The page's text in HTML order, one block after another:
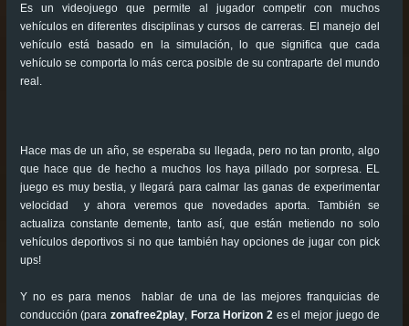
Es un videojuego que permite al jugador competir con muchos
vehículos en diferentes disciplinas y cursos de carreras. El manejo del
vehículo está basado en la simulación, lo que significa que cada
vehículo se comporta lo más cerca posible de su contraparte del mundo
real.
Hace mas de un año, se esperaba su llegada, pero no tan pronto, algo
que hace que de hecho a muchos los haya pillado por sorpresa. EL
juego es muy bestia, y llegará para calmar las ganas de experimentar
velocidad y ahora veremos que novedades aporta. También se
actualiza constante demente, tanto así, que están metiendo no solo
vehículos deportivos si no que también hay opciones de jugar con pick
ups!
Y no es para menos hablar de una de las mejores franquicias de
conducción (parazonafree2play, Forza Horizon 2 es el mejor juego de